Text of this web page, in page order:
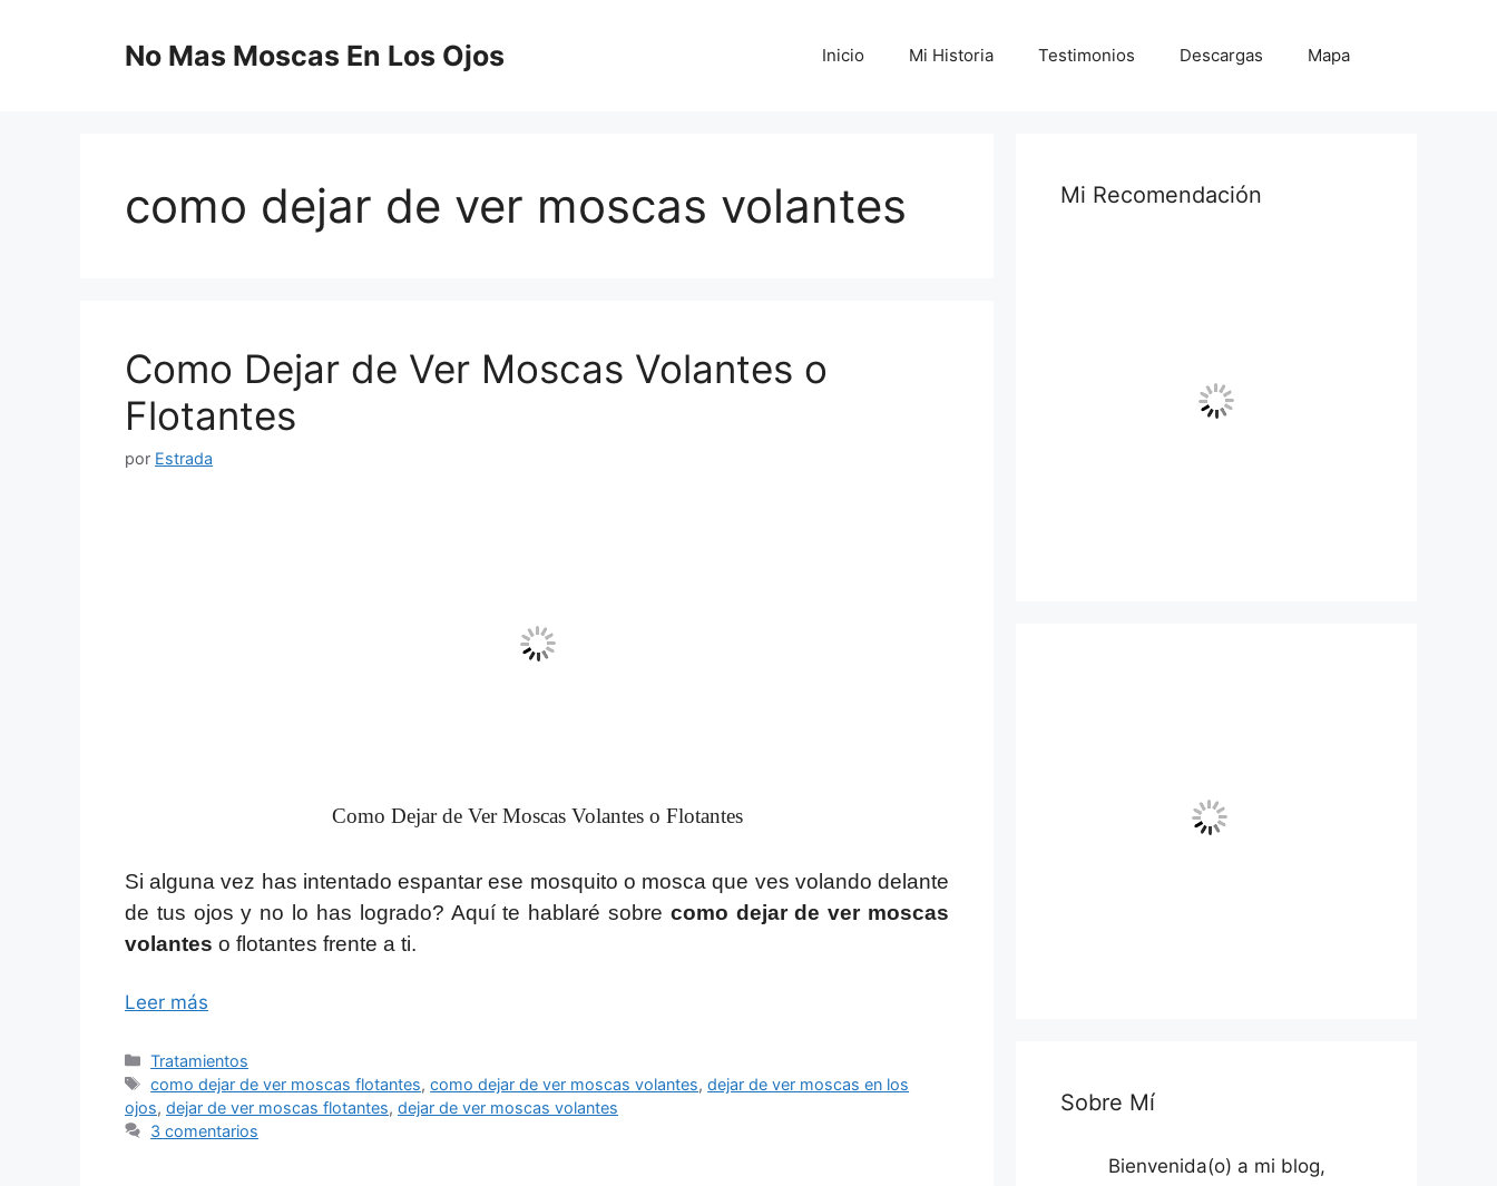
No Mas Moscas En Los Ojos Inicio Mi Historia Testimonios Descargas Mapa
como dejar de ver moscas volantes
Como Dejar de Ver Moscas Volantes o
Flotantes
por Estrada
Como Dejar de Ver Moscas Volantes o Flotantes
Si alguna vez has intentado espantar ese mosquito o mosca que ves volando delante
de tus ojos y no lo has logrado? Aquí te hablaré sobre como dejar de ver moscas
volantes o flotantes frente a ti.
Leer más
Categorías
Tratamientos
Etiquetas
como dejar de ver moscas flotantes,como dejar de ver moscas volantes,dejar de ver moscas en los
ojos, dejar de ver moscas flotantes, dejar de ver moscas volantes
3 comentarios
Mi Recomendación
Sobre Mí
Bienvenida(o) a mi blog,